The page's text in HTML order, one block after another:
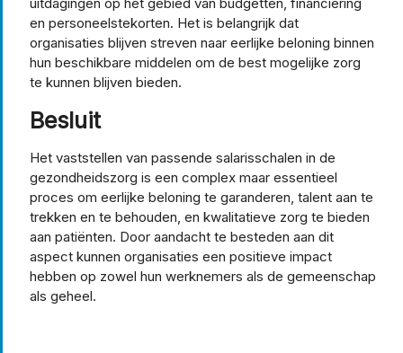
en personeelstekorten. Het is belangrijk dat
organisaties blijven streven naar eerlijke beloning binnen
hun beschikbare middelen om de best mogelijke zorg
te kunnen blijven bieden.
Besluit
Het vaststellen van passende salarisschalen in de
gezondheidszorg is een complex maar essentieel
proces om eerlijke beloning te garanderen, talent aan te
trekken en te behouden, en kwalitatieve zorg te bieden
aan patiënten. Door aandacht te besteden aan dit
aspect kunnen organisaties een positieve impact
hebben op zowel hun werknemers als de gemeenschap
als geheel.